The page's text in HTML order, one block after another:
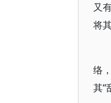
又
将
络
其“